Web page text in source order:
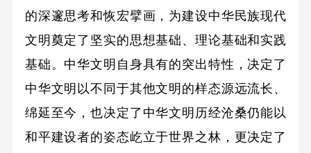
的深邃思考和恢宏擘画，为建设中华民族现代
文明奠定了坚实的思想基础、理论基础和实践
基础。中华文明自身具有的突出特性，决定了
中华文明以不同于其他文明的样态源远流长、
绵延至今，也决定了中华文明历经沧桑仍能以
和平建设者的姿态屹立于世界之林，更决定了